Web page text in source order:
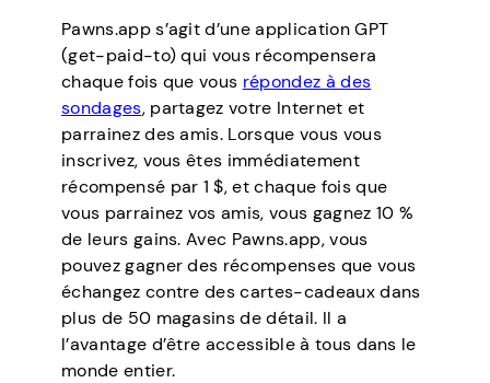
Pawns.app s’agit d’une application GPT
(get-paid-to) qui vous récompensera
chaque fois que vous répondez à des
sondages, partagez votre Internet et
parrainez des amis. Lorsque vous vous
inscrivez, vous êtes immédiatement
récompensé par 1 $, et chaque fois que
vous parrainez vos amis, vous gagnez 10 %
de leurs gains. Avec Pawns.app, vous
pouvez gagner des récompenses que vous
échangez contre des cartes-cadeaux dans
plus de 50 magasins de détail. Il a
l’avantage d’être accessible à tous dans le
monde entier.